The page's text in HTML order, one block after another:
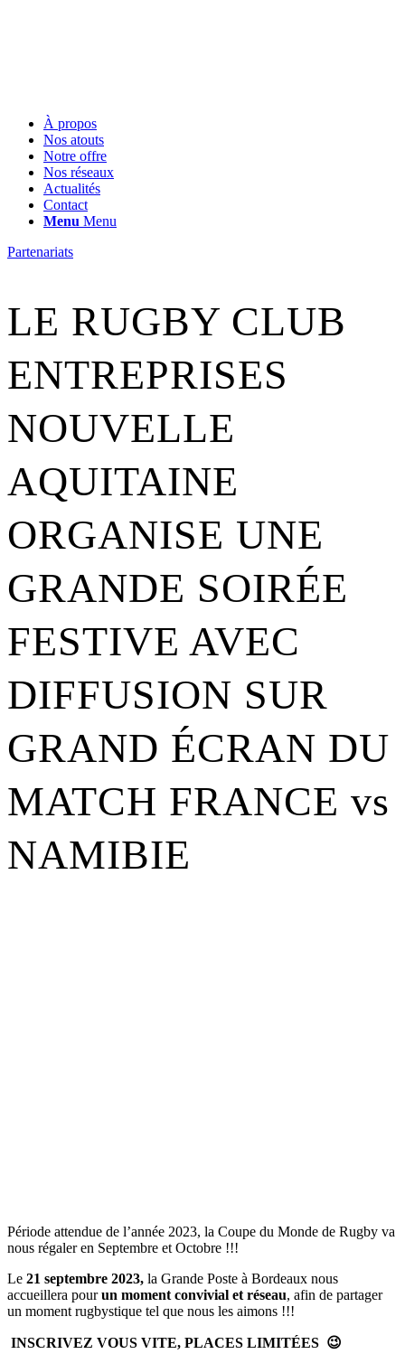
À propos
Nos atouts
Notre offre
Nos réseaux
Actualités
Contact
Menu Menu
Partenariats
LE RUGBY CLUB
ENTREPRISES
NOUVELLE
AQUITAINE
ORGANISE UNE
GRANDE SOIRÉE
FESTIVE AVEC
DIFFUSION SUR
GRAND ÉCRAN DU
MATCH FRANCE vs
NAMIBIE
Période attendue de l’année 2023, la Coupe du Monde de Rugby va
nous régaler en Septembre et Octobre !!!
Le 21 septembre 2023, la Grande Poste à Bordeaux nous
accueillera pourun moment convivial et réseau, afin de partager
un moment rugbystique tel que nous les aimons !!!
INSCRIVEZ VOUS VITE, PLACES LIMITÉES 😉